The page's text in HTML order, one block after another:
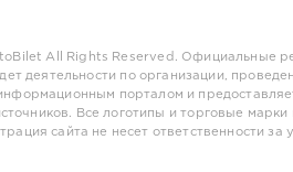
All Rights Reserved. Официальные
деятельности по организации,
порталом и
Все логотипы и торговые
сайта не несет ответственности за